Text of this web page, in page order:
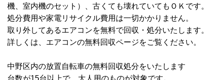
機、室内機のセット）、古くても壊れていてもＯＫです。
処分費用や家電リサイクル費用は一切かかりません。
取り外してあるエアコンを無料で回収・処分いたします。
詳しくは、エアコンの無料回収ページをご覧ください。
中野区内の放置自転車の無料回収処分をいたします
台数が15台以上で、大人用のものが対象です。